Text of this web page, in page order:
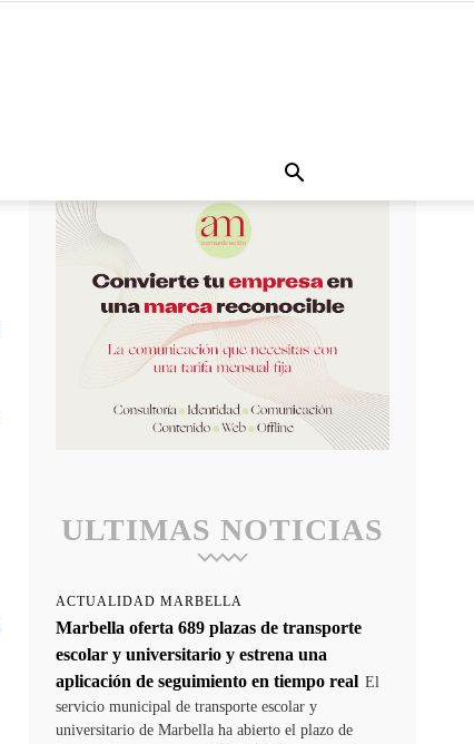
ULTIMAS NOTICIAS
ACTUALIDAD MARBELLA
Marbella oferta 689 plazas de transporte
escolar y universitario y estrena una
aplicación de seguimiento en tiempo real El
servicio municipal de transporte escolar y
universitario de Marbella ha abierto el plazo de